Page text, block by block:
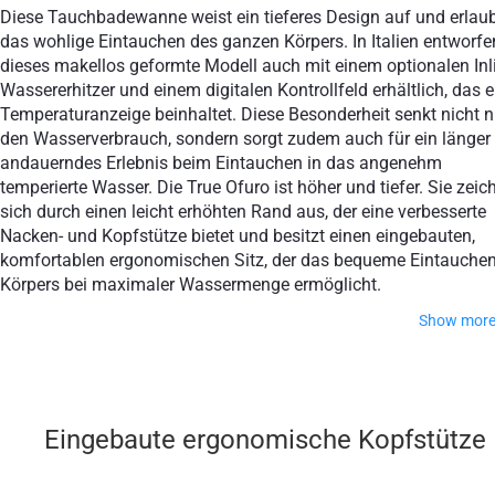
Diese Tauchbadewanne weist ein tieferes Design auf und
das wohlige Eintauchen des ganzen Körpers. In Italien
dieses makellos geformte Modell auch mit einem optionalen
Wassererhitzer und einem digitalen Kontrollfeld erhältlich, das
Temperaturanzeige beinhaltet. Diese Besonderheit senkt nicht
den Wasserverbrauch, sondern sorgt zudem auch für ein länger
andauerndes Erlebnis beim Eintauchen in das angenehm
temperierte Wasser. Die True Ofuro ist höher und tiefer. Sie
sich durch einen leicht erhöhten Rand aus, der eine verbesserte
Nacken- und Kopfstütze bietet und besitzt einen eingebauten,
komfortablen ergonomischen Sitz, der das bequeme
Körpers bei maximaler Wassermenge ermöglicht.
Show more
die kleiner als 1,70 m zum Kauf unserer stilvollen
Das internationale Industriedesignteam von Acuatica hat bei
Eingebaute ergonomische Kopfstütze